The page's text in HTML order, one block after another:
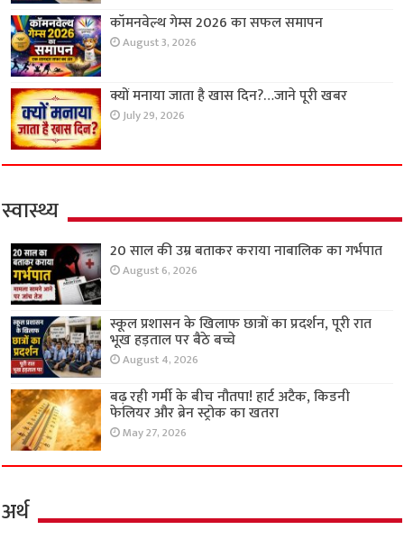
कॉमनवेल्थ गेम्स 2026 का सफल समापन
August 3, 2026
क्यों मनाया जाता है खास दिन?…जाने पूरी खबर
July 29, 2026
स्वास्थ्य
20 साल की उम्र बताकर कराया नाबालिक का गर्भपात
August 6, 2026
स्कूल प्रशासन के खिलाफ छात्रों का प्रदर्शन, पूरी रात
भूख हड़ताल पर बैठे बच्चे
August 4, 2026
बढ़ रही गर्मी के बीच नौतपा! हार्ट अटैक, किडनी
फेलियर और ब्रेन स्ट्रोक का खतरा
May 27, 2026
अर्थ